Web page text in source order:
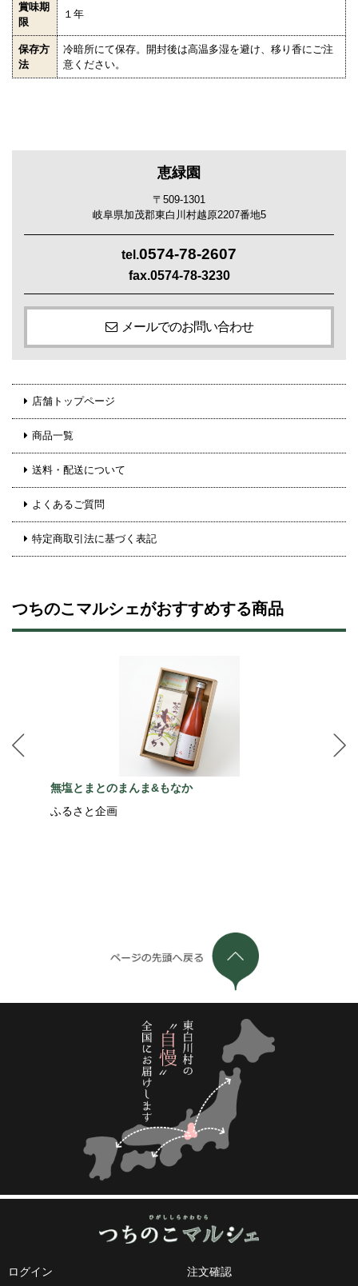
賞味期
限
１年
保存方
法
冷暗所にて保存。開封後は高温多湿を避け、移り香にご注
意ください。
恵緑園
〒509-1301
岐阜県加茂郡東白川村越原2207番地5
tel.0574-78-2607
fax.0574-78-3230
メールでのお問い合わせ
店舗トップページ
商品一覧
送料・配送について
よくあるご質問
特定商取引法に基づく表記
つちのこマルシェがおすすめする商品
無塩とまとのまんま&もなか
ふるさと企画
ログイン 注文確認